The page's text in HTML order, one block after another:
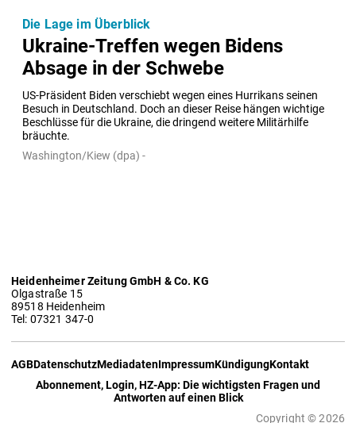
Ukraine-Treffen wegen Bidens
Absage in der Schwebe
US-Präsident Biden verschiebt wegen eines Hurrikans seinen
Besuch in Deutschland. Doch an dieser Reise hängen wichtige
Beschlüsse für die Ukraine, die dringend weitere Militärhilfe
bräuchte.
Die Lage im Überblick
Washington/Kiew (dpa) -
Heidenheimer Zeitung GmbH & Co. KG
Olgastraße 15
89518 Heidenheim
Tel: 07321 347-0
AGBDatenschutzMediadatenImpressumKündigungKontakt
Abonnement, Login, HZ-App: Die wichtigsten Fragen und
Antworten auf einen Blick
Copyright © 2026